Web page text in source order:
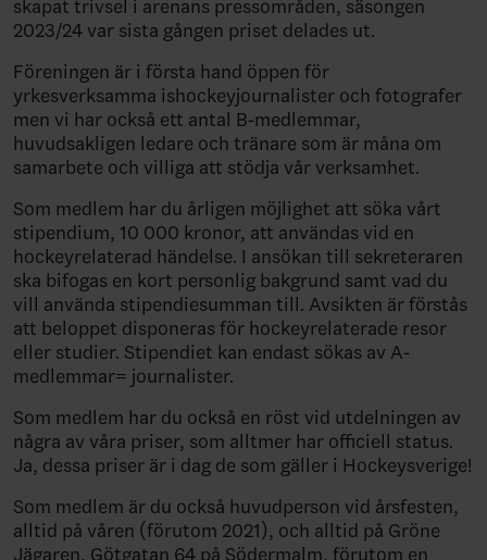
skapat trivsel i arenans pressområden, säsongen
2023/24 var sista gången priset delades ut.
Föreningen är i första hand öppen för
yrkesverksamma ishockeyjournalister och fotografer
men vi har också ett antal B-medlemmar,
huvudsakligen ledare och tränare som är måna om
samarbete och villiga att stödja vår verksamhet.
Som medlem har du årligen möjlighet att söka vårt
stipendium, 10 000 kronor, att användas vid en
hockeyrelaterad händelse. I ansökan till sekreteraren
ska bifogas en kort personlig bakgrund samt vad du
vill använda stipendiesumman till. Avsikten är förstås
att beloppet disponeras för hockeyrelaterade resor
eller studier. Stipendiet kan endast sökas av A-
medlemmar= journalister.
Som medlem har du också en röst vid utdelningen av
några av våra priser, som alltmer har officiell status.
Ja, dessa priser är i dag de som gäller i Hockeysverige!
Som medlem är du också huvudperson vid årsfesten,
alltid på våren (förutom 2021), och alltid på Gröne
Jägaren, Götgatan 64 på Södermalm, förutom en